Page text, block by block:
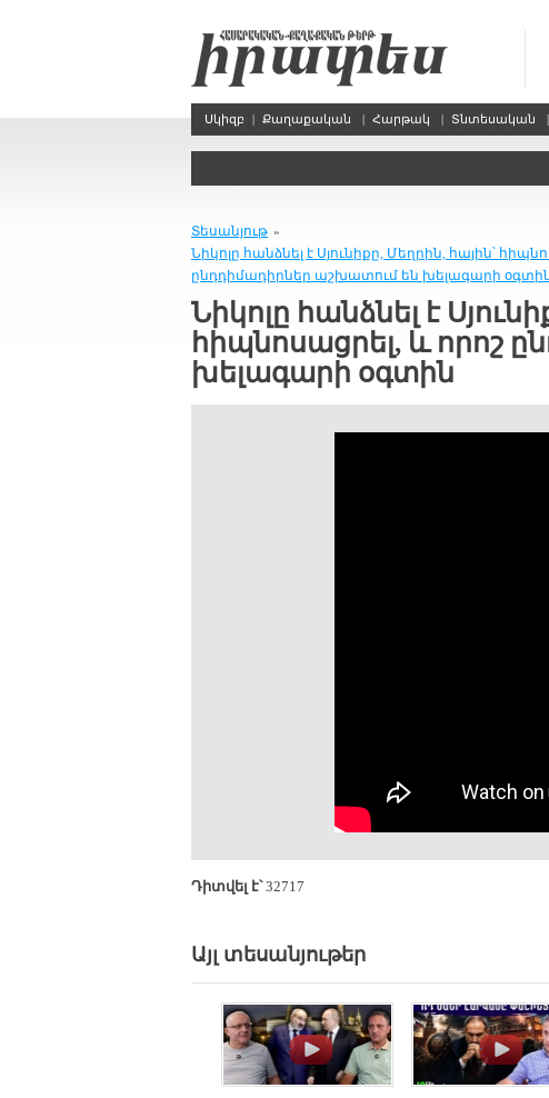
Սկիզբ | Քաղաքական | Հարթակ | Տնտեսական |
Տեսանյութ »
Նիկոլը հանձնել է Սյունիքը, Մեղրին, հային՝
ընդդիմադիրներ աշխատում են խելագարի
Նիկոլը հանձնել է
հիպնոսացրել, և որոշ
խելագարի օգտին
Դիտվել է՝32717
Այլ տեսանյութեր
. .